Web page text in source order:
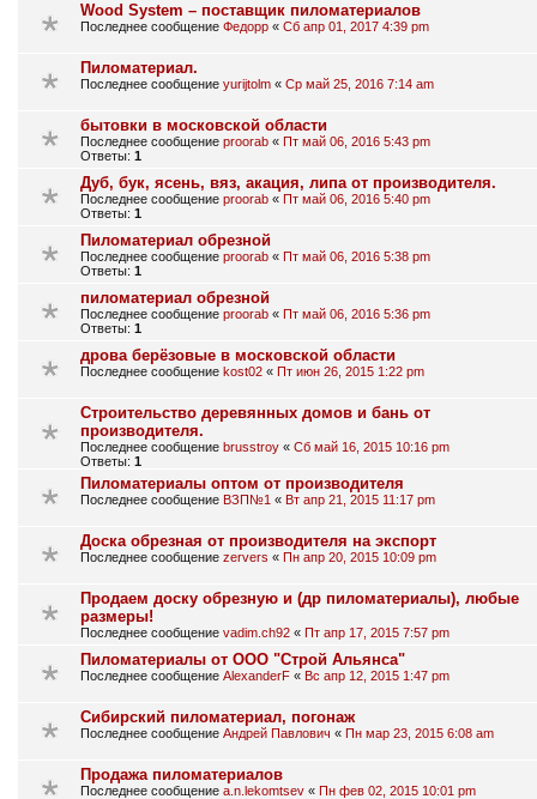
Wood System – поставщик пиломатериалов
Последнее сообщение Федорр « Сб апр 01, 2017 4:39 pm
Пиломатериал.
Последнее сообщение yurijtolm « Ср май 25, 2016 7:14 am
бытовки в московской области
Последнее сообщение proorab « Пт май 06, 2016 5:43 pm
Ответы: 1
Дуб, бук, ясень, вяз, акация, липа от производителя.
Последнее сообщение proorab « Пт май 06, 2016 5:40 pm
Ответы: 1
Пиломатериал обрезной
Последнее сообщение proorab « Пт май 06, 2016 5:38 pm
Ответы: 1
пиломатериал обрезной
Последнее сообщение proorab « Пт май 06, 2016 5:36 pm
Ответы: 1
дрова берёзовые в московской области
Последнее сообщение kost02 « Пт июн 26, 2015 1:22 pm
Строительство деревянных домов и бань от
производителя.
Последнее сообщение brusstroy « Сб май 16, 2015 10:16 pm
Ответы: 1
Пиломатериалы оптом от производителя
Последнее сообщение ВЗП№1 « Вт апр 21, 2015 11:17 pm
Доска обрезная от производителя на экспорт
Последнее сообщение zervers « Пн апр 20, 2015 10:09 pm
Продаем доску обрезную и (др пиломатериалы), любые
размеры!
Последнее сообщение vadim.ch92 « Пт апр 17, 2015 7:57 pm
Пиломатериалы от ООО "Строй Альянса"
Последнее сообщение AlexanderF « Вс апр 12, 2015 1:47 pm
Сибирский пиломатериал, погонаж
Последнее сообщение Андрей Павлович « Пн мар 23, 2015 6:08 am
Продажа пиломатериалов
Последнее сообщение a.n.lekomtsev « Пн фев 02, 2015 10:01 pm